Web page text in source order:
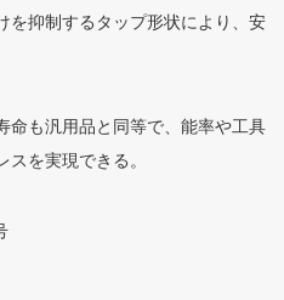
を抑制するタップ形状により、安
命も汎用品と同等で、能率や工具
を実現できる。